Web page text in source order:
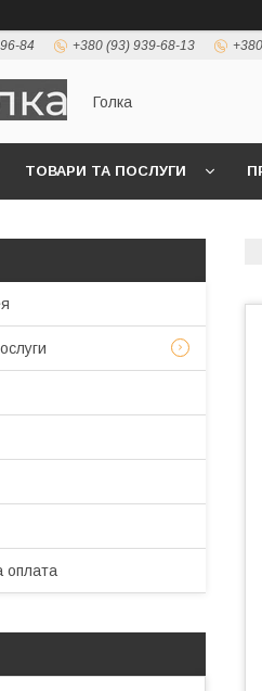
84 +380 (93) 939-68-13
Голка
ТОВАРИ ТА ПОСЛУГИ
оплата